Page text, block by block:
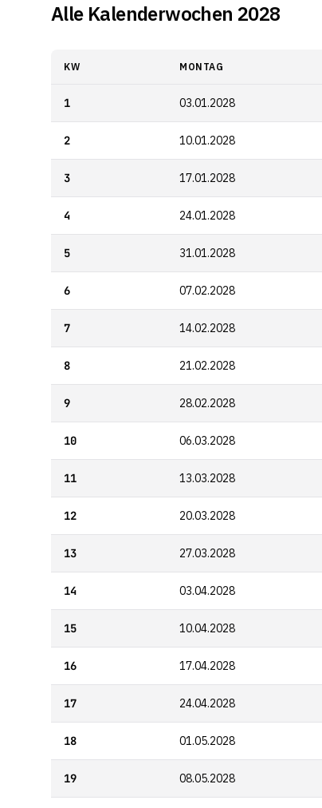
Alle Kalenderwochen 2028
KW MONTAG
1 03.01.2028
2 10.01.2028
3 17.01.2028
4 24.01.2028
5 31.01.2028
6 07.02.2028
7 14.02.2028
8 21.02.2028
9 28.02.2028
10 06.03.2028
11 13.03.2028
12 20.03.2028
13 27.03.2028
14 03.04.2028
15 10.04.2028
16 17.04.2028
17 24.04.2028
18 01.05.2028
19 08.05.2028